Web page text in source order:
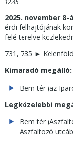
12.45
2025. november
érdi felhajtójának
felé terelve
731, 735 ►
Kimaradó megálló:
Bem tér (az
Legközelebbi
Bem tér
Aszfaltozó